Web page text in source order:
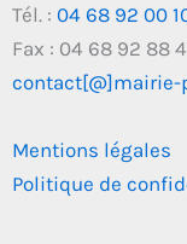
Tél. : 04 68 92 00
Fax : 04 68 92 88
Mentions légales
Politique de